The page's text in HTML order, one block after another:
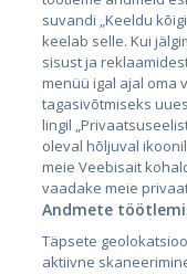
Литва
City24.lv
City24.ee
suvandi „Keeldu
keelab selle. Kui
sisust ja
menüü igal ajal oma
tagasivõtmiseks
lingil
oleval hõljuval
meie Veebisait
vaadake meie
Andmete
Täpsete
aktiivne